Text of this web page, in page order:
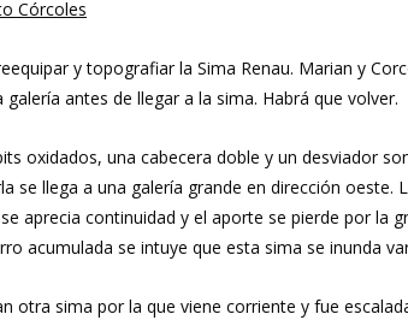
Córcoles
y topografiar la Sima Renau. Marian y
antes de llegar a la sima. Habrá que volver.
oxidados, una cabecera doble y un desviador
se llega a una galería grande en dirección
aprecia continuidad y el aporte se pierde por la
acumulada se intuye que esta sima se inunda
otra sima por la que viene corriente y fue